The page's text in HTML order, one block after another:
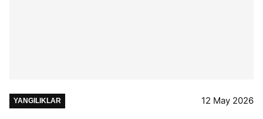
YANGILIKLAR 12 May 2026